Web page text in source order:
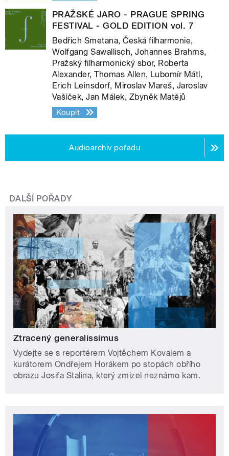
PRAŽSKÉ JARO - PRAGUE SPRING
FESTIVAL - GOLD EDITION vol. 7
Bedřich Smetana, Česká filharmonie,
Wolfgang Sawallisch, Johannes Brahms,
Pražský filharmonický sbor, Roberta
Alexander, Thomas Allen, Lubomír Mátl,
Erich Leinsdorf, Miroslav Mareš, Jaroslav
Vašíček, Jan Málek, Zbyněk Matějů
Koupit
Audioarchiv pořadu
DALŠÍ POŘADY
Ztracený generalissimus
Vydejte se s reportérem Vojtěchem Kovalem a
kurátorem Ondřejem Horákem po stopách obřího
obrazu Josifa Stalina, který zmizel neznámo kam.